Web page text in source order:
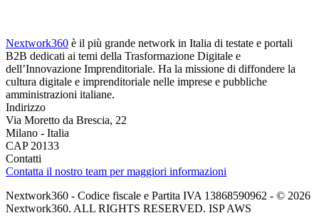
Nextwork360 è il più grande network in Italia di testate e portali
B2B dedicati ai temi della Trasformazione Digitale e
dell’Innovazione Imprenditoriale. Ha la missione di diffondere la
cultura digitale e imprenditoriale nelle imprese e pubbliche
amministrazioni italiane.
Indirizzo
Via Moretto da Brescia, 22
Milano - Italia
CAP 20133
Contatti
Contatta il nostro team per maggiori informazioni
Nextwork360 - Codice fiscale e Partita IVA 13868590962 - © 2026
Nextwork360. ALL RIGHTS RESERVED. ISP AWS